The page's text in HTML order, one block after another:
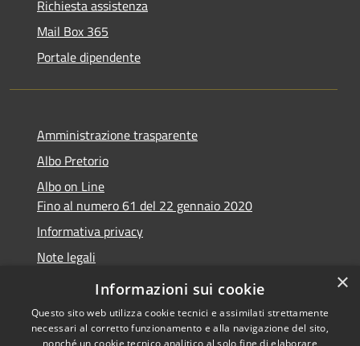
Richiesta assistenza
Mail Box 365
Portale dipendente
Amministrazione trasparente
Albo Pretorio
Albo on Line
Fino al numero 61 del 22 gennaio 2020
Informativa privacy
Note legali
Dichiarazione di accessibilità
×
Informazioni sui cookie
Questo sito web utilizza cookie tecnici e assimilati strettamente
necessari al corretto funzionamento e alla navigazione del sito,
nonché un cookie tecnico analitico al solo fine di elaborare